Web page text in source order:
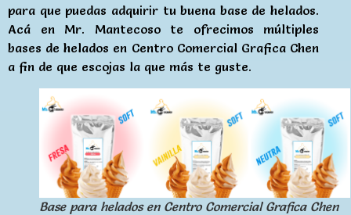
para que puedas adquirir tu buena base de helados.
Acá en Mr. Mantecoso te ofrecimos múltiples
bases de helados en Centro Comercial Grafica Chen
a fin de que escojas la que más te guste.
Base para helados en Centro Comercial Grafica Chen